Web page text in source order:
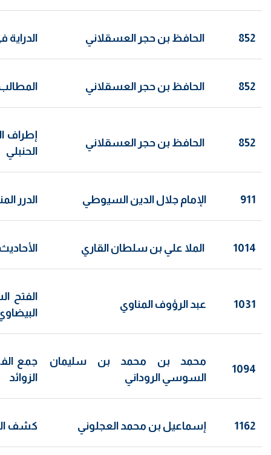
852 الحافظ بن حجر العسقلاني الدراية
852 الحافظ بن حجر العسقلاني المطالب
852 الحافظ بن حجر العسقلاني
إطراف
الحنبلي
911 الإمام جلال الدين السيوطي الدرر
1014 الملا علي بن سلطان القاري
1031 عبد الرؤوف المناوي
الفتح
1094
محمد بن محمد بن سليمان
السوسي الروداني
جمع
الزوائد
1162 إسماعيل بن محمد العجلوني كشف